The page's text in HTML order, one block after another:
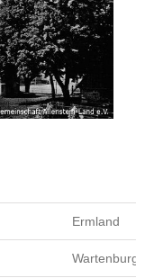
Ermland
Wartenburg